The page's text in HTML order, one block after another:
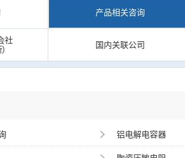
产品相关咨询
社
国内关联公司
铝电解电容器